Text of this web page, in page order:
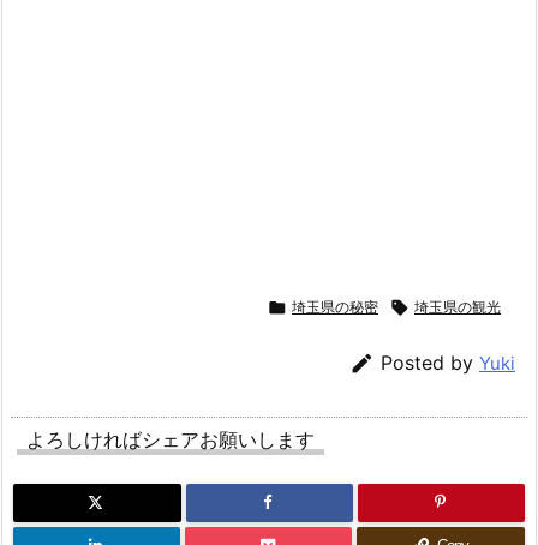
 埼玉県の秘密  埼玉県の観光
 Posted by Yuki
よろしければシェアお願いします